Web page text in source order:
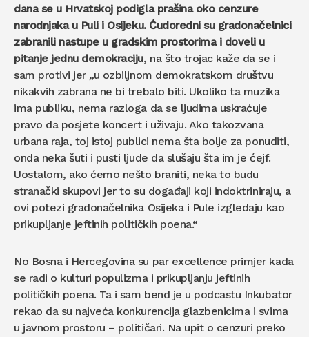
dana se u Hrvatskoj podigla prašina oko cenzure
narodnjaka u Puli i Osijeku. Ćudoredni su gradonačelnici
zabranili nastupe u gradskim prostorima i doveli u
pitanje jednu demokraciju, na što trojac kaže da se i
sam protivi jer „u ozbiljnom demokratskom društvu
nikakvih zabrana ne bi trebalo biti. Ukoliko ta muzika
ima publiku, nema razloga da se ljudima uskraćuje
pravo da posjete koncert i uživaju. Ako takozvana
urbana raja, toj istoj publici nema šta bolje za ponuditi,
onda neka šuti i pusti ljude da slušaju šta im je ćejf.
Uostalom, ako ćemo nešto braniti, neka to budu
stranački skupovi jer to su događaji koji indoktriniraju, a
ovi potezi gradonačelnika Osijeka i Pule izgledaju kao
prikupljanje jeftinih političkih poena.“
No Bosna i Hercegovina su par excellence primjer kada
se radi o kulturi populizma i prikupljanju jeftinih
političkih poena. Ta i sam bend je u podcastu Inkubator
rekao da su najveća konkurencija glazbenicima i svima
u javnom prostoru – političari. Na upit o cenzuri preko